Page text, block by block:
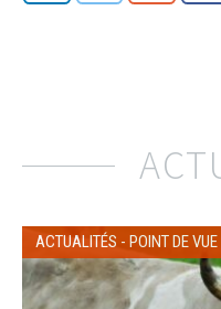
ACTUALITÉS - POINT DE VUE